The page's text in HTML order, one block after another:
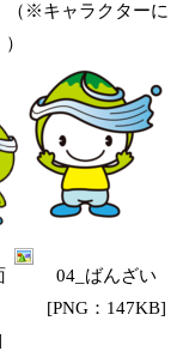
（※キャラクターに
04_ばんざい
[PNG：147KB]